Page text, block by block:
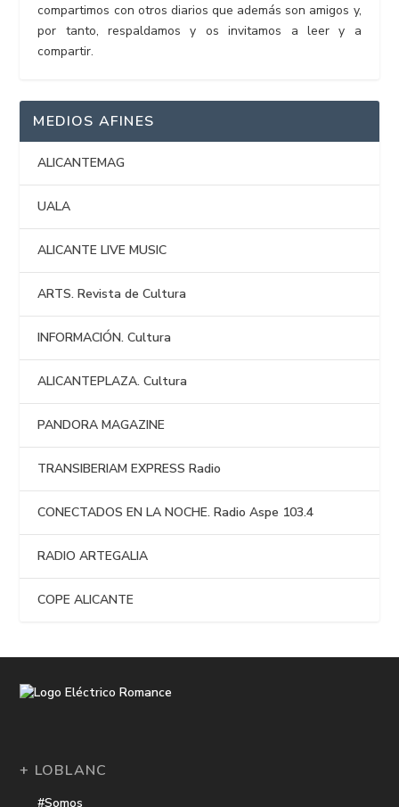
compartimos con otros diarios que además son amigos y,
por tanto, respaldamos y os invitamos a leer y a
compartir.
MEDIOS AFINES
ALICANTEMAG
UALA
ALICANTE LIVE MUSIC
ARTS. Revista de Cultura
INFORMACIÓN. Cultura
ALICANTEPLAZA. Cultura
PANDORA MAGAZINE
TRANSIBERIAM EXPRESS Radio
CONECTADOS EN LA NOCHE. Radio Aspe 103.4
RADIO ARTEGALIA
COPE ALICANTE
+ LOBLANC
#Somos